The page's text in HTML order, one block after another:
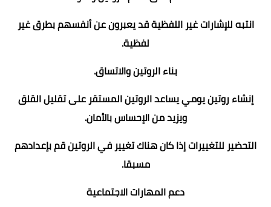
انتبه للإشارات غير اللفظية قد يعبرون عن أنفسهم بطرق غير
لفظية.
بناء الروتين والاتساق.
إنشاء روتين يومي يساعد الروتين المستقر على تقليل القلق
ويزيد من الإحساس بالأمان.
التحضير للتغييرات إذا كان هناك تغيير في الروتين قم بإعدادهم
مسبقا.
دعم المهارات الاجتماعية